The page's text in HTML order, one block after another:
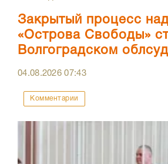
Закрытый процесс
«Острова Свободы»
Волгоградском
04.08.202607:43
Комментарии